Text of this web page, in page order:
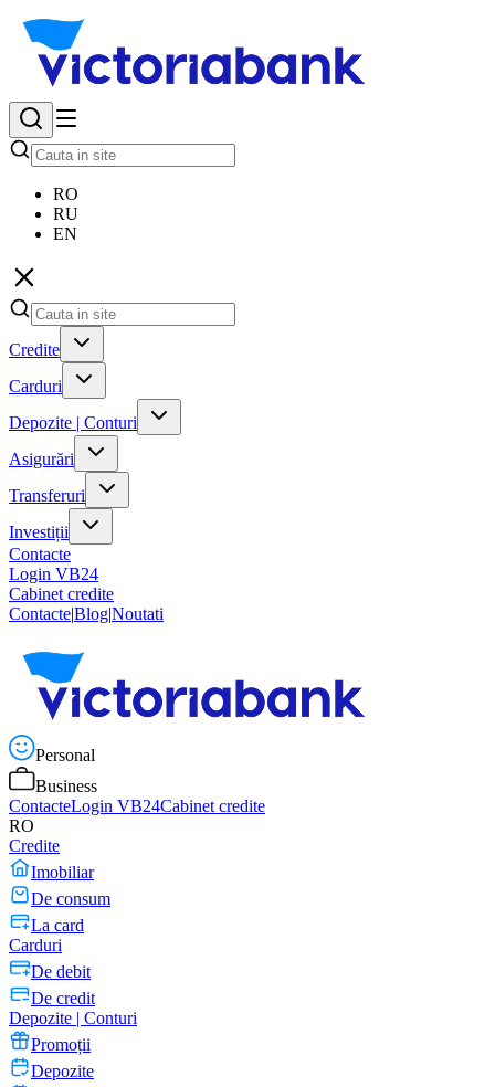
RO
RU
EN
Credite
Carduri
Depozite | Conturi
Asigurări
Transferuri
Investiții
Contacte
Login VB24
Cabinet credite
Contacte|Blog|Noutati
Personal
Business
ContacteLogin VB24Cabinet credite
RO
Credite
Imobiliar
De consum
La card
Carduri
De debit
De credit
Depozite | Conturi
Promoții
Depozite